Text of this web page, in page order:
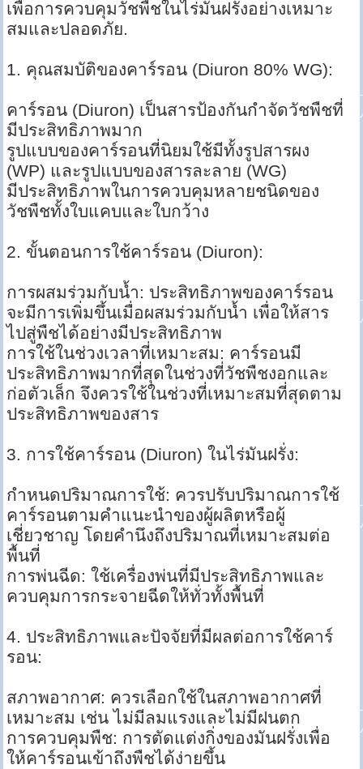
เพื่อการควบคุมวัชพืชในไร่มันฝรั่งอย่างเหมาะ
สมและปลอดภัย.
1. คุณสมบัติของคาร์รอน (Diuron 80% WG):
คาร์รอน (Diuron) เป็นสารป้องกันกำจัดวัชพืชที่
มีประสิทธิภาพมาก
รูปแบบของคาร์รอนที่นิยมใช้มีทั้งรูปสารผง
(WP) และรูปแบบของสารละลาย (WG)
มีประสิทธิภาพในการควบคุมหลายชนิดของ
วัชพืชทั้งใบแคบและใบกว้าง
2. ขั้นตอนการใช้คาร์รอน (Diuron):
การผสมร่วมกับน้ำ: ประสิทธิภาพของคาร์รอน
จะมีการเพิ่มขึ้นเมื่อผสมร่วมกับน้ำ เพื่อให้สาร
ไปสู่พืชได้อย่างมีประสิทธิภาพ
การใช้ในช่วงเวลาที่เหมาะสม: คาร์รอนมี
ประสิทธิภาพมากที่สุดในช่วงที่วัชพืชงอกและ
ก่อตัวเล็ก จึงควรใช้ในช่วงที่เหมาะสมที่สุดตาม
ประสิทธิภาพของสาร
3. การใช้คาร์รอน (Diuron) ในไร่มันฝรั่ง:
กำหนดปริมาณการใช้: ควรปรับปริมาณการใช้
คาร์รอนตามคำแนะนำของผู้ผลิตหรือผู้
เชี่ยวชาญ โดยคำนึงถึงปริมาณที่เหมาะสมต่อ
พื้นที่
การพ่นฉีด: ใช้เครื่องพ่นที่มีประสิทธิภาพและ
ควบคุมการกระจายฉีดให้ทั่วทั้งพื้นที่
4. ประสิทธิภาพและปัจจัยที่มีผลต่อการใช้คาร์
รอน:
สภาพอากาศ: ควรเลือกใช้ในสภาพอากาศที่
เหมาะสม เช่น ไม่มีลมแรงและไม่มีฝนตก
การควบคุมพืช: การตัดแต่งกิ่งของมันฝรั่งเพื่อ
ให้คาร์รอนเข้าถึงพืชได้ง่ายขึ้น